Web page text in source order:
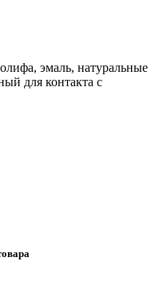
эмаль, натуральные
для контакта с